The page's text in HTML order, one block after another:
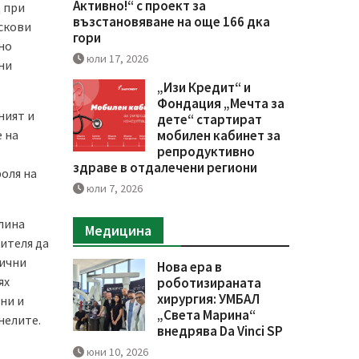
при
и
на
на
да
и
Активно!“ с проект за
възстановяване на още 166 дка
гори
юли 17, 2026
„Изи Кредит“ и
Фондация „Мечта за
дете“ стартират
мобилен кабинет за
репродуктивно
здраве в отдалечени региони
юли 7, 2026
Медицина
Нова ера в
роботизираната
хирургия: УМБАЛ
„Света Марина“
внедрява Da Vinci SP
юни 10, 2026